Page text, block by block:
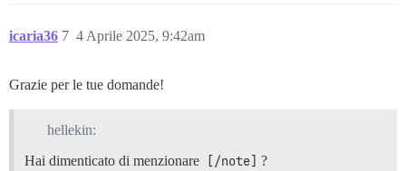
icaria36 4 Aprile 2025, 9:42am
7
Grazie per le tue domande!
hellekin:
Hai dimenticato di menzionare
[/note] ?